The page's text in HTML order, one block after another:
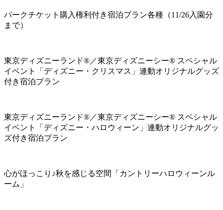
パークチケット購入権利付き宿泊プラン各種（11/26入園分
まで）
東京ディズニーランド®／東京ディズニーシー® スペシャル
イベント「ディズニー・クリスマス」連動オリジナルグッズ
付き宿泊プラン
東京ディズニーランド®／東京ディズニーシー® スペシャル
イベント「ディズニー・ハロウィーン」連動オリジナルグッ
ズ付き宿泊プラン
心がほっこり♪秋を感じる空間「カントリーハロウィーンル
ーム」